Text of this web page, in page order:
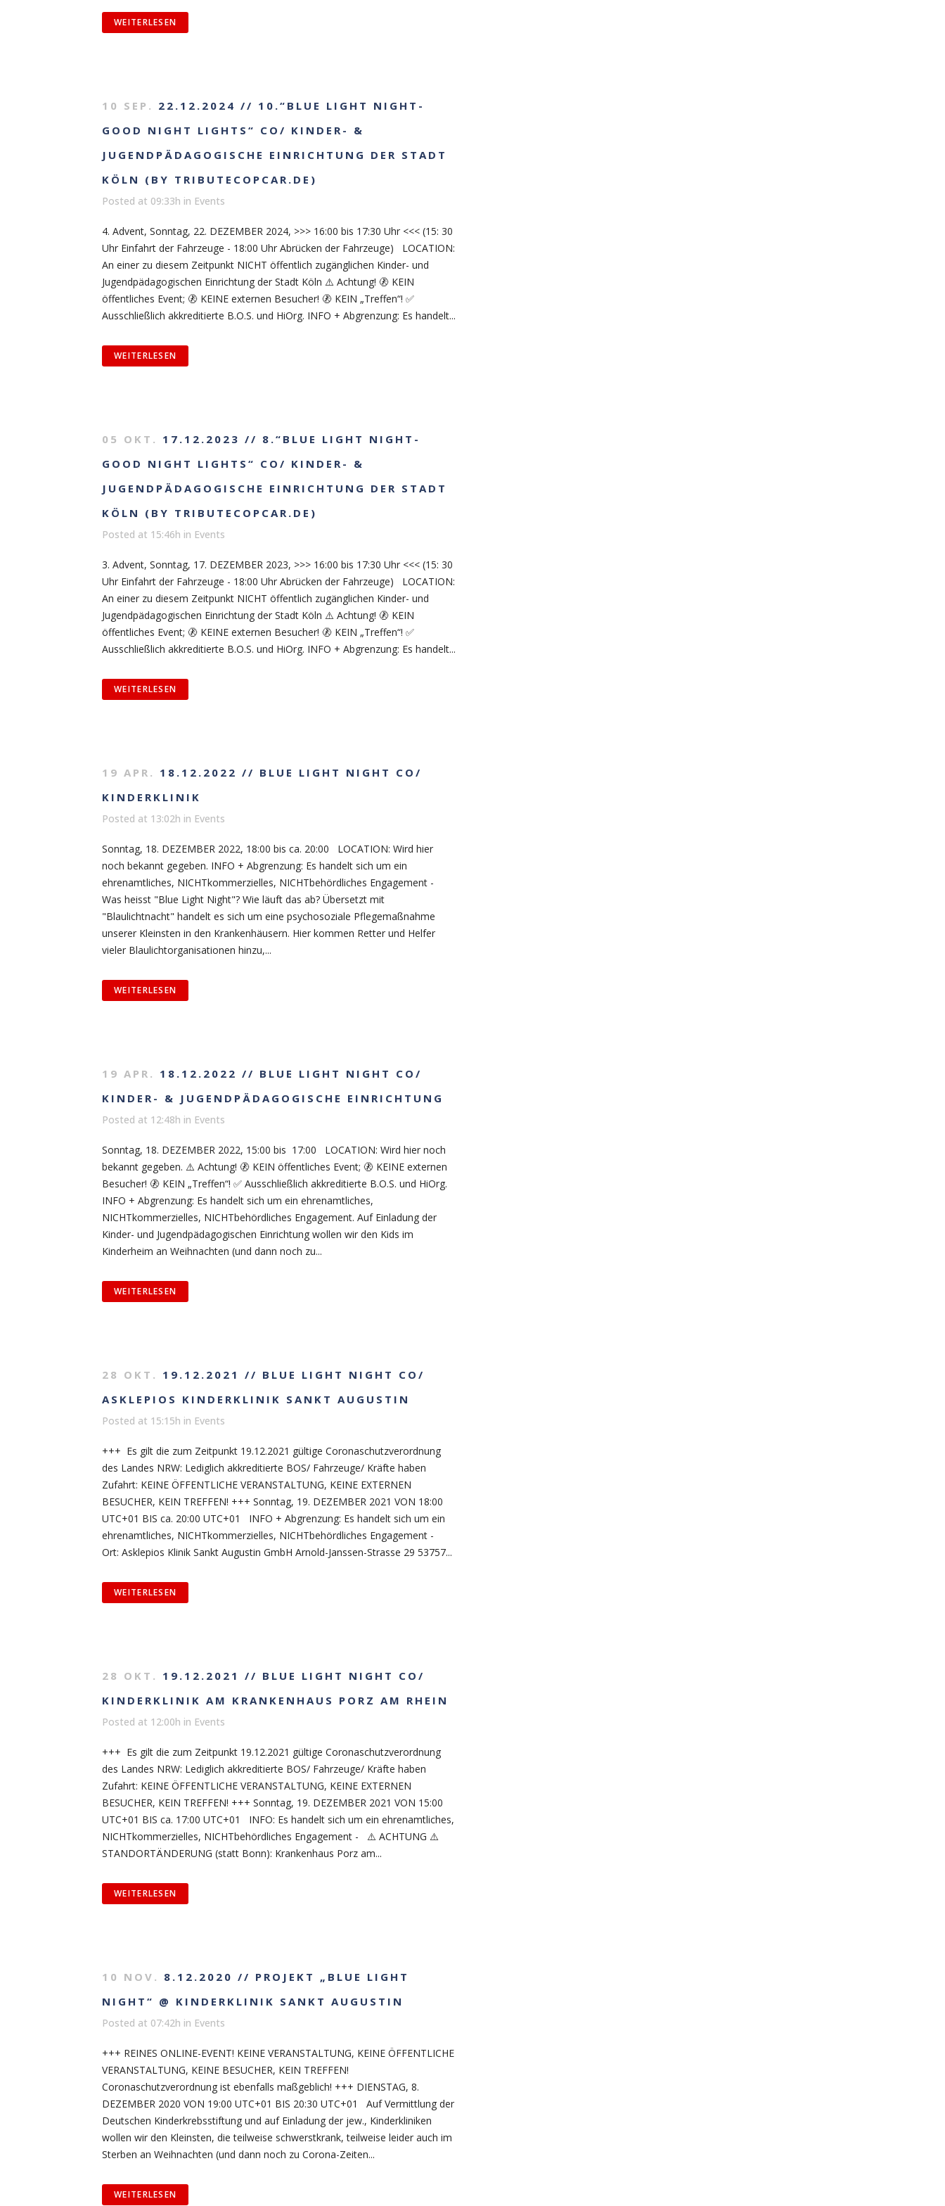
WEITERLESEN
10 SEP. 22.12.2024 // 10.“BLUE LIGHT NIGHT-
GOOD NIGHT LIGHTS“ CO/ KINDER- &
JUGENDPÄDAGOGISCHE EINRICHTUNG DER STADT
KÖLN (BY TRIBUTECOPCAR.DE)
Posted at 09:33h in Events
4. Advent, Sonntag, 22. DEZEMBER 2024, >>> 16:00 bis 17:30 Uhr <<< (15: 30
Uhr Einfahrt der Fahrzeuge - 18:00 Uhr Abrücken der Fahrzeuge) LOCATION:
An einer zu diesem Zeitpunkt NICHT öffentlich zugänglichen Kinder- und
Jugendpädagogischen Einrichtung der Stadt Köln ⚠️ Achtung! 🚷 KEIN
öffentliches Event; 🚷 KEINE externen Besucher! 🚷 KEIN „Treffen“! ✅
Ausschließlich akkreditierte B.O.S. und HiOrg. INFO + Abgrenzung: Es handelt...
WEITERLESEN
05 OKT. 17.12.2023 // 8.“BLUE LIGHT NIGHT-
GOOD NIGHT LIGHTS“ CO/ KINDER- &
JUGENDPÄDAGOGISCHE EINRICHTUNG DER STADT
KÖLN (BY TRIBUTECOPCAR.DE)
Posted at 15:46h in Events
3. Advent, Sonntag, 17. DEZEMBER 2023, >>> 16:00 bis 17:30 Uhr <<< (15: 30
Uhr Einfahrt der Fahrzeuge - 18:00 Uhr Abrücken der Fahrzeuge) LOCATION:
An einer zu diesem Zeitpunkt NICHT öffentlich zugänglichen Kinder- und
Jugendpädagogischen Einrichtung der Stadt Köln ⚠️ Achtung! 🚷 KEIN
öffentliches Event; 🚷 KEINE externen Besucher! 🚷 KEIN „Treffen“! ✅
Ausschließlich akkreditierte B.O.S. und HiOrg. INFO + Abgrenzung: Es handelt...
WEITERLESEN
19 APR. 18.12.2022 // BLUE LIGHT NIGHT CO/
KINDERKLINIK
Posted at 13:02h in Events
Sonntag, 18. DEZEMBER 2022, 18:00 bis ca. 20:00 LOCATION: Wird hier
noch bekannt gegeben. INFO + Abgrenzung: Es handelt sich um ein
ehrenamtliches, NICHTkommerzielles, NICHTbehördliches Engagement -
Was heisst "Blue Light Night"? Wie läuft das ab? Übersetzt mit
"Blaulichtnacht" handelt es sich um eine psychosoziale Pflegemaßnahme
unserer Kleinsten in den Krankenhäusern. Hier kommen Retter und Helfer
vieler Blaulichtorganisationen hinzu,...
WEITERLESEN
19 APR. 18.12.2022 // BLUE LIGHT NIGHT CO/
KINDER- & JUGENDPÄDAGOGISCHE EINRICHTUNG
Posted at 12:48h in Events
Sonntag, 18. DEZEMBER 2022, 15:00 bis 17:00 LOCATION: Wird hier noch
bekannt gegeben. ⚠️ Achtung! 🚷 KEIN öffentliches Event; 🚷 KEINE externen
Besucher! 🚷 KEIN „Treffen“! ✅ Ausschließlich akkreditierte B.O.S. und HiOrg.
INFO + Abgrenzung: Es handelt sich um ein ehrenamtliches,
NICHTkommerzielles, NICHTbehördliches Engagement. Auf Einladung der
Kinder- und Jugendpädagogischen Einrichtung wollen wir den Kids im
Kinderheim an Weihnachten (und dann noch zu...
WEITERLESEN
28 OKT. 19.12.2021 // BLUE LIGHT NIGHT CO/
ASKLEPIOS KINDERKLINIK SANKT AUGUSTIN
Posted at 15:15h in Events
+++ Es gilt die zum Zeitpunkt 19.12.2021 gültige Coronaschutzverordnung
des Landes NRW: Lediglich akkreditierte BOS/ Fahrzeuge/ Kräfte haben
Zufahrt: KEINE ÖFFENTLICHE VERANSTALTUNG, KEINE EXTERNEN
BESUCHER, KEIN TREFFEN! +++ Sonntag, 19. DEZEMBER 2021 VON 18:00
UTC+01 BIS ca. 20:00 UTC+01 INFO + Abgrenzung: Es handelt sich um ein
ehrenamtliches, NICHTkommerzielles, NICHTbehördliches Engagement -
Ort: Asklepios Klinik Sankt Augustin GmbH Arnold-Janssen-Strasse 29 53757...
WEITERLESEN
28 OKT. 19.12.2021 // BLUE LIGHT NIGHT CO/
KINDERKLINIK AM KRANKENHAUS PORZ AM RHEIN
Posted at 12:00h in Events
+++ Es gilt die zum Zeitpunkt 19.12.2021 gültige Coronaschutzverordnung
des Landes NRW: Lediglich akkreditierte BOS/ Fahrzeuge/ Kräfte haben
Zufahrt: KEINE ÖFFENTLICHE VERANSTALTUNG, KEINE EXTERNEN
BESUCHER, KEIN TREFFEN! +++ Sonntag, 19. DEZEMBER 2021 VON 15:00
UTC+01 BIS ca. 17:00 UTC+01 INFO: Es handelt sich um ein ehrenamtliches,
NICHTkommerzielles, NICHTbehördliches Engagement - ⚠️ ACHTUNG ⚠️
STANDORTÄNDERUNG (statt Bonn): Krankenhaus Porz am...
WEITERLESEN
10 NOV. 8.12.2020 // PROJEKT „BLUE LIGHT
NIGHT“ @ KINDERKLINIK SANKT AUGUSTIN
Posted at 07:42h in Events
+++ REINES ONLINE-EVENT! KEINE VERANSTALTUNG, KEINE ÖFFENTLICHE
VERANSTALTUNG, KEINE BESUCHER, KEIN TREFFEN!
Coronaschutzverordnung ist ebenfalls maßgeblich! +++ DIENSTAG, 8.
DEZEMBER 2020 VON 19:00 UTC+01 BIS 20:30 UTC+01 Auf Vermittlung der
Deutschen Kinderkrebsstiftung und auf Einladung der jew., Kinderkliniken
wollen wir den Kleinsten, die teilweise schwerstkrank, teilweise leider auch im
Sterben an Weihnachten (und dann noch zu Corona-Zeiten...
WEITERLESEN